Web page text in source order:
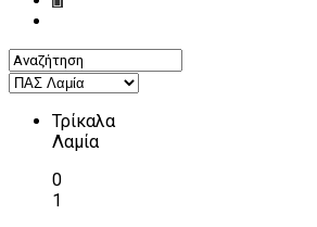
Τρίκαλα
Λαμία
0
1